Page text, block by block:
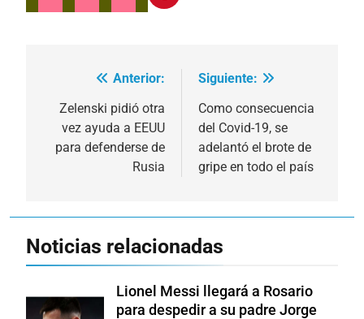
Navegación
de
entradas
Anterior:
Zelenski pidió otra
vez ayuda a EEUU
para defenderse de
Rusia
Siguiente:
Como consecuencia
del Covid-19, se
adelantó el brote de
gripe en todo el país
Noticias relacionadas
Lionel Messi llegará a Rosario
para despedir a su padre Jorge